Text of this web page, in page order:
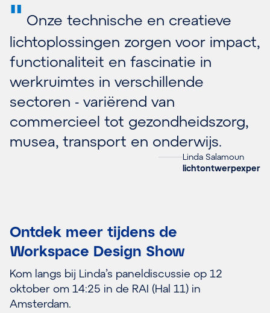
" Onze technische en creatieve
lichtoplossingen zorgen voor impact,
functionaliteit en fascinatie in
werkruimtes in verschillende
sectoren - variërend van
commercieel tot gezondheidszorg,
musea, transport en onderwijs.
Linda Salamoun
lichtontwerpexper
Ontdek meer tijdens de
Workspace Design Show
Kom langs bij Linda’s paneldiscussie op 12
oktober om 14:25 in de RAI (Hal 11) in
Amsterdam.